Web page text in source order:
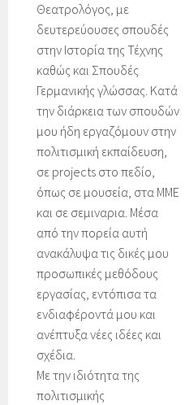
Θεατρολόγος, με
δευτερεύουσες σπουδές
στην Ιστορία της Τέχνης
καθώς και Σπουδές
Γερμανικής γλώσσας. Κατά
την διάρκεια των σπουδών
μου ήδη εργαζόμουν στην
πολιτισμική εκπαίδευση,
σε projects στο πεδίο,
όπως σε μουσεία, στα ΜΜΕ
και σε σεμιναρια. Μέσα
από την πορεία αυτή
ανακάλυψα τις δικές μου
προσωπικές μεθόδους
εργασίας, εντόπισα τα
ενδιαφέροντά μου και
ανέπτυξα νέες ιδέες και
σχέδια.
Με την ιδιότητα της
πολιτισμικής